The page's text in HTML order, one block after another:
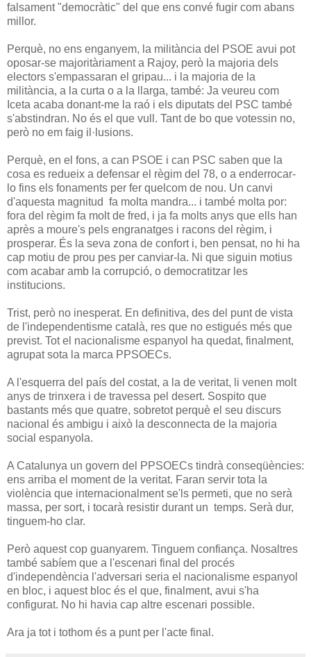
falsament "democràtic" del que ens convé fugir com abans
millor.
Perquè, no ens enganyem, la militància del PSOE avui pot
oposar-se majoritàriament a Rajoy, però la majoria dels
electors s'empassaran el gripau... i la majoria de la
militància, a la curta o a la llarga, també: Ja veureu com
Iceta acaba donant-me la raó i els diputats del PSC també
s'abstindran. No és el que vull. Tant de bo que votessin no,
però no em faig il·lusions.
Perquè, en el fons, a can PSOE i can PSC saben que la
cosa es redueix a defensar el règim del 78, o a enderrocar-
lo fins els fonaments per fer quelcom de nou. Un canvi
d'aquesta magnitud fa molta mandra... i també molta por:
fora del règim fa molt de fred, i ja fa molts anys que ells han
après a moure's pels engranatges i racons del règim, i
prosperar. És la seva zona de confort i, ben pensat, no hi ha
cap motiu de prou pes per canviar-la. Ni que siguin motius
com acabar amb la corrupció, o democratitzar les
institucions.
Trist, però no inesperat. En definitiva, des del punt de vista
de l'independentisme català, res que no estigués més que
previst. Tot el nacionalisme espanyol ha quedat, finalment,
agrupat sota la marca PPSOECs.
A l'esquerra del país del costat, a la de veritat, li venen molt
anys de trinxera i de travessa pel desert. Sospito que
bastants més que quatre, sobretot perquè el seu discurs
nacional és ambigu i això la desconnecta de la majoria
social espanyola.
A Catalunya un govern del PPSOECs tindrà conseqüències:
ens arriba el moment de la veritat. Faran servir tota la
violència que internacionalment se'ls permeti, que no serà
massa, per sort, i tocarà resistir durant un temps. Serà dur,
tinguem-ho clar.
Però aquest cop guanyarem. Tinguem confiança. Nosaltres
també sabíem que a l'escenari final del procés
d'independència l'adversari seria el nacionalisme espanyol
en bloc, i aquest bloc és el que, finalment, avui s'ha
configurat. No hi havia cap altre escenari possible.
Ara ja tot i tothom és a punt per l'acte final.